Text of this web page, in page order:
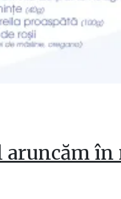
aruncăm în